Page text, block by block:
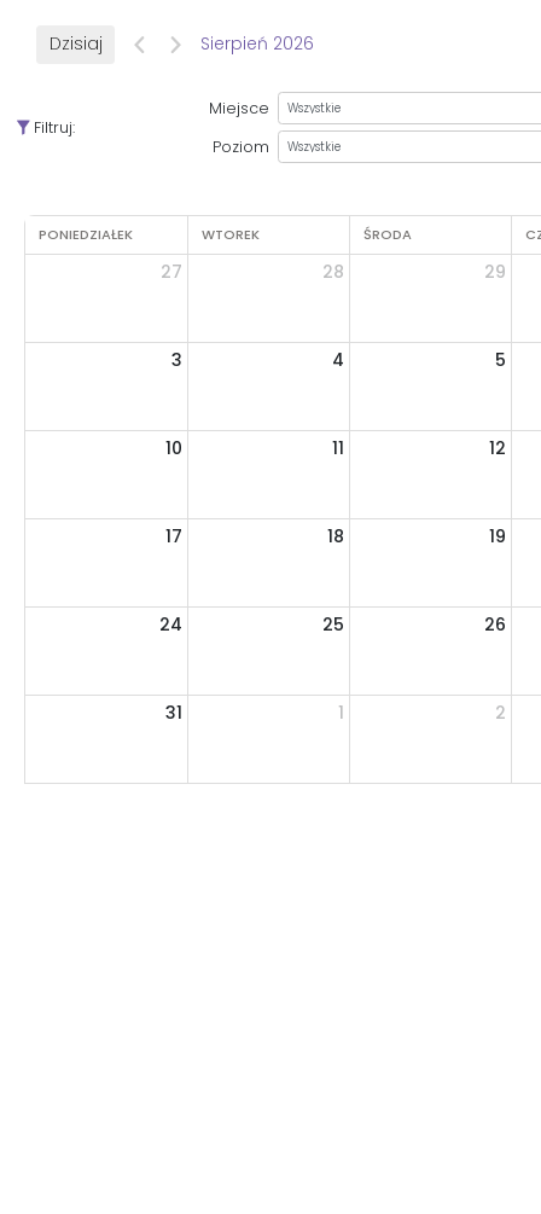
Dzisiaj Sierpień 2026
Filtruj:
Miejsce
Poziom
PONIEDZIAŁEK WTOREK ŚRODA
27 28 29
3 4 5
10 11 12
17 18 19
24 25 26
31 1 2